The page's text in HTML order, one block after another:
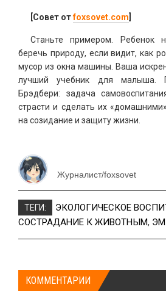
[Совет отfoxsovet.com
Станьте примером. Ребенок
беречь природу, если видит, как
мусор из окна машины. Ваша
лучший учебник для малыша.
Брэдбери: задача
страсти и сделать их
на созидание и защиту жизни.
Журналист/foxsovet
ТЕГИ: ЭКОЛОГИЧЕСКОЕ
СОСТРАДАНИЕ К ЖИВОТНЫМ,
КОММЕНТАРИИ